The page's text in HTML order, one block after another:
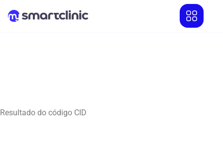
Resultado do código CID